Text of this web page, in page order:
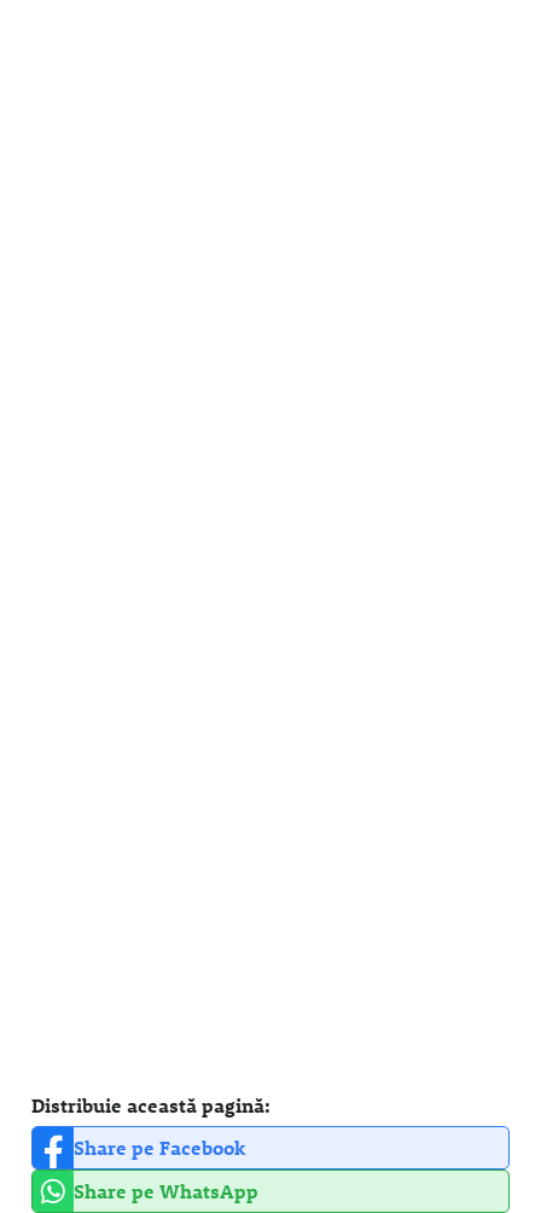
Distribuie această pagină:
Share pe Facebook
Share pe WhatsApp